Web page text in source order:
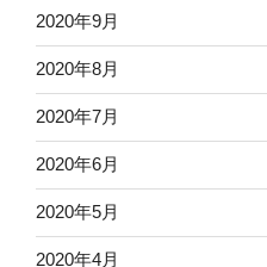
2020年9月
2020年8月
2020年7月
2020年6月
2020年5月
2020年4月